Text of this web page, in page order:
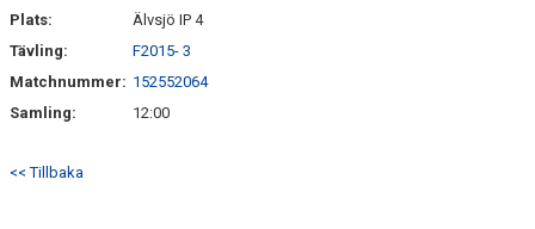
Plats:
Älvsjö IP 4
Tävling:
F2015- 3
Matchnummer: 152552064
Samling:
12:00
<< Tillbaka